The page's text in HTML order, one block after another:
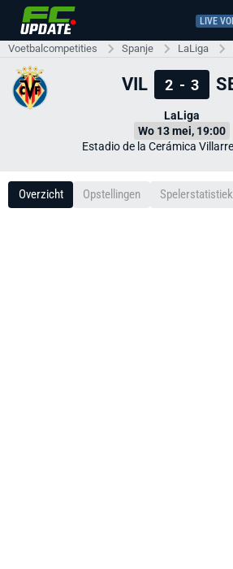
LIVE
Voetbalcompetities Spanje LaLiga
VIL 2 - 3
LaLiga
Wo 13 mei, 19:00
Estadio de la Cerámica
Overzicht Opstellingen